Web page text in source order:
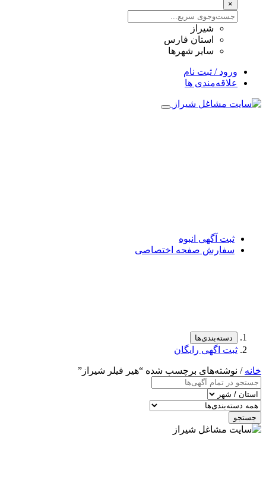
×
شیراز
استان فارس
سایر شهرها
ورود / ثبت نام
علاقه‌مندی ها
ثبت آگهی انبوه
سفارش صفحه اختصاصی
دسته‌بندی‌ها
ثبت اگهی رایگان
خانه / نوشته‌های برچسب شده “هیر فیلر شیراز”
جستجو